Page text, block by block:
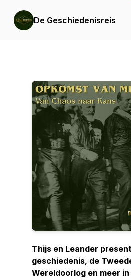
De Geschiedenisreis
Thijs en Leander
geschiedenis, de
Wereldoorlog en meer in